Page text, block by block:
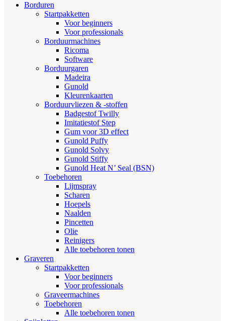
Borduren
Startpakketten
Voor beginners
Voor professionals
Borduurmachines
Ricoma
Software
Borduurgaren
Madeira
Gunold
Kleurenkaarten
Borduurvliezen & -stoffen
Badgestof Twilly
Imitatiestof Step
Gum voor 3D effect
Gunold Puffy
Gunold Solvy
Gunold Stiffy
Gunold Heat N’ Seal (BSN)
Toebehoren
Lijmspray
Scharen
Hoepels
Naalden
Pincetten
Olie
Reinigers
Alle toebehoren tonen
Graveren
Startpakketten
Voor beginners
Voor professionals
Graveermachines
Toebehoren
Alle toebehoren tonen